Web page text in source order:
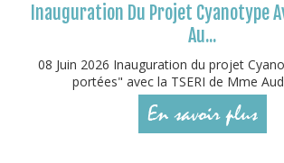
Inauguration Du Projet Cyanotype
Au...
08 Juin 2026 Inauguration du projet
portées" avec la TSERI de Mme
En savoir plus